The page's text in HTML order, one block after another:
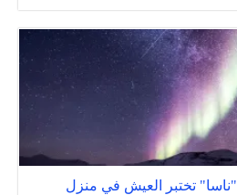
"ناسا" تختبر العيش في منزل